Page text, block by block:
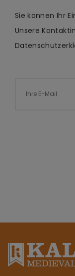
Sie können Ihr
Unsere